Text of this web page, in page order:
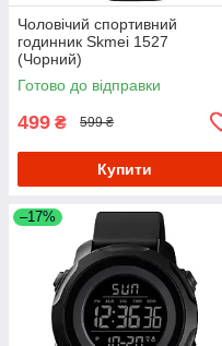
Чоловічий спортивний
годинник Skmei 1527
(Чорний)
Готово до відправки
499 ₴ 599 ₴
Купити
–17%